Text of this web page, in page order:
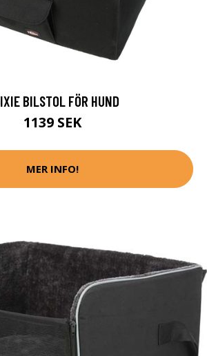
BILSTOL FÖR HUND
1139 SEK
MER INFO!